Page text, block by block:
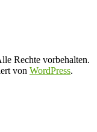
Rechte vorbehalten.
von WordPress.